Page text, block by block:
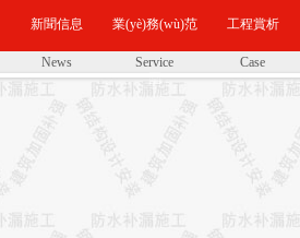
新聞信息 業(yè)務(wù)范
圍
工程賞析
News Service Case